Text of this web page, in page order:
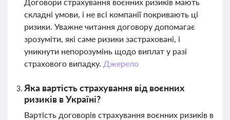
складні умови, і не всі компанії покривають ці
ризики. Уважне читання договору допомагає
зрозуміти, які саме ризики застраховані, і
уникнути непорозумінь щодо виплат у разі
страхового випадку. Джерело
Яка вартість страхування від воєнних
ризиків в Україні?
Вартість договорів страхування воєнних ризиків в